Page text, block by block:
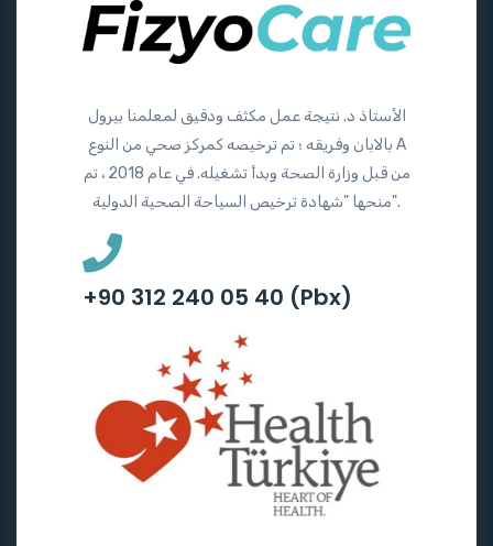
الأستاذ د. نتيجة عمل مكثف ودقيق لمعلمنا بيرول
بالابان وفريقه ؛ تم ترخيصه كمركز صحي من النوع A
من قبل وزارة الصحة وبدأ تشغيله. في عام 2018 ، تم
منحها "شهادة ترخيص السياحة الصحية الدولية".
+90 312 240 05 40 (Pbx)